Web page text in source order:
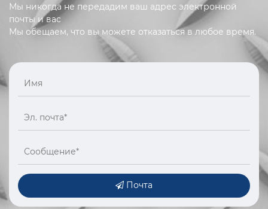
Мы никогда не передадим ваш адрес электронной
почты и вас
Мы обещаем, что вы можете отказаться в любое время.
Почта